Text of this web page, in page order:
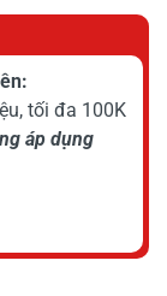
tối đa 100K
áp dụng